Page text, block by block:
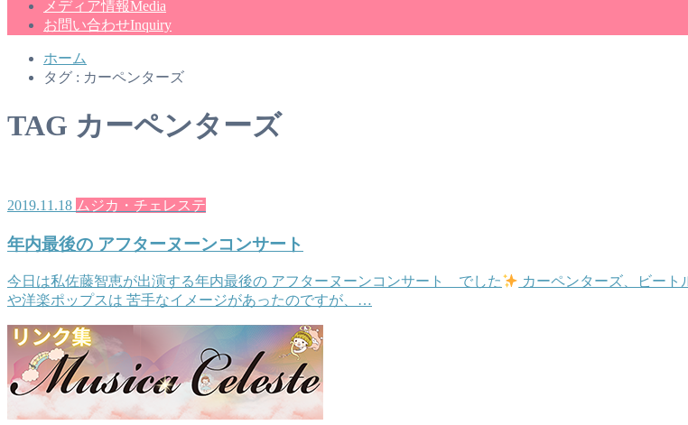
メディア情報Media
お問い合わせInquiry
ホーム
タグ : カーペンターズ
TAG カーペンターズ
2019.11.18 ムジカ・チェレステ
年内最後の アフターヌーンコンサート
今日は私佐藤智恵が出演する年内最後の アフターヌーンコンサート でした カーペンターズ、ビート
や洋楽ポップスは 苦手なイメージがあったのですが、…